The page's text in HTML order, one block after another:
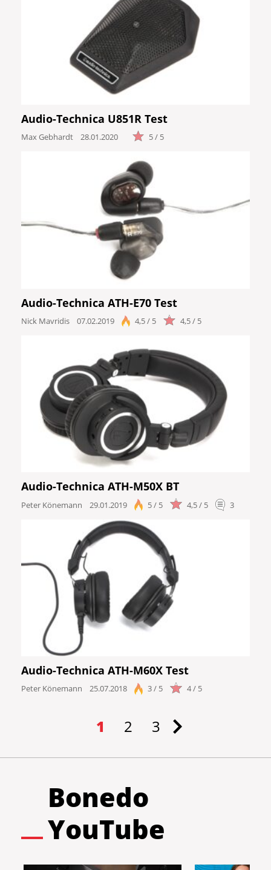
Audio-Technica U851R Test
Max Gebhardt 28.01.2020 5 / 5
Audio-Technica ATH-E70 Test
Nick Mavridis 07.02.2019 4,5 / 5 4,5 / 5
Audio-Technica ATH-M50X BT
Peter Könemann 29.01.2019 5 / 5 4,5 / 5 3
Audio-Technica ATH-M60X Test
Peter Könemann 25.07.2018 3 / 5 4 / 5
1 2 3
Bonedo
YouTube